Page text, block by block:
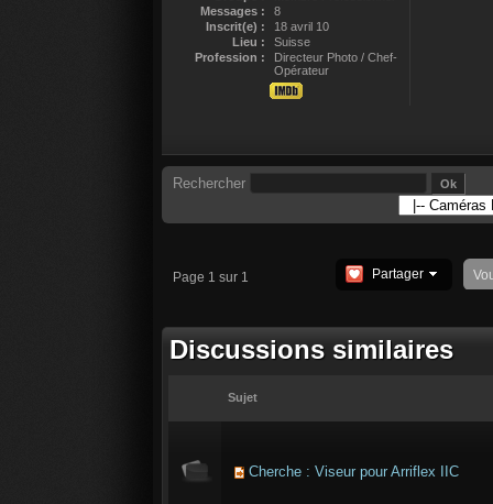
Messages :
8
Inscrit(e) :
18 avril 10
Lieu :
Suisse
Profession :
Directeur Photo / Chef-
Opérateur
Rechercher
Page 1 sur 1 Partager
Discussions similaires
Sujet
Cherche : Viseur pour Arriflex IIC